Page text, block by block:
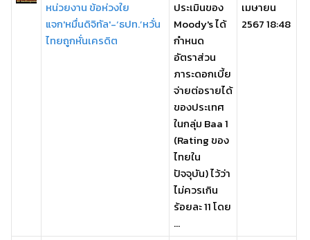
หน่วยงาน ข้อห่วงใย
แจก'หมื่นดิจิทัล'-‘ธปท.’หวั่น
ไทยถูกหั่นเครดิต
ประเมินของ
Moody's ได้
กำหนด
อัตราส่วน
ภาระดอกเบี้ย
จ่ายต่อรายได้
ของประเทศ
ในกลุ่ม Baa 1
(Rating ของ
ไทยใน
ปัจจุบัน) ไว้ว่า
ไม่ควรเกิน
ร้อยละ 11 โดย
...
เมษายน
2567 18:48